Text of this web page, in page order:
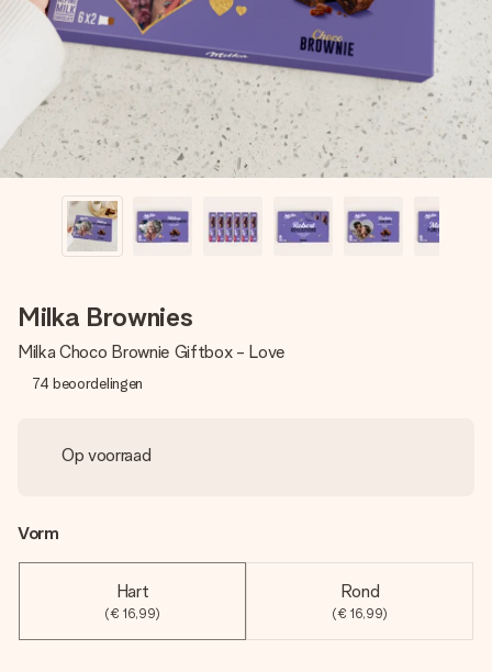
jullie foto of een boodschap die raakt. Zonder gedoe, maar
met alle aandacht voor het moment.
Milka Brownies
Milka Choco Brownie Giftbox - Love
74 beoordelingen
Op voorraad
Vorm
Hart
(€ 16,99)
Rond
(€ 16,99)